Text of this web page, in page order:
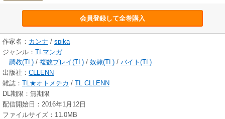
会員登録して全巻購入
作家名： カンナ / spika
ジャンル： TLマンガ
調教(TL) / 複数プレイ(TL) / 奴隷(TL) / バイト(TL)
出版社： CLLENN
雑誌： TL★オトメチカ / TL CLLENN
DL期限：無期限
配信開始日：2016年1月12日
ファイルサイズ：11.0MB